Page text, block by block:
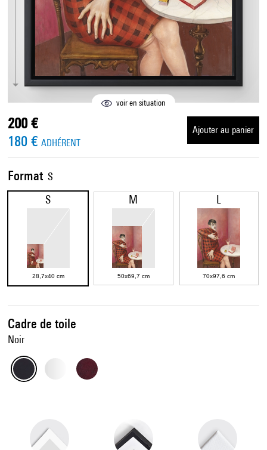
voir en situation
Cadre de toile
Noir
Format S
S
28,7x40 cm
M
50x69,7 cm
L
70x97,6 cm
200 €
180 € ADHÉRENT
Ajouter au panier